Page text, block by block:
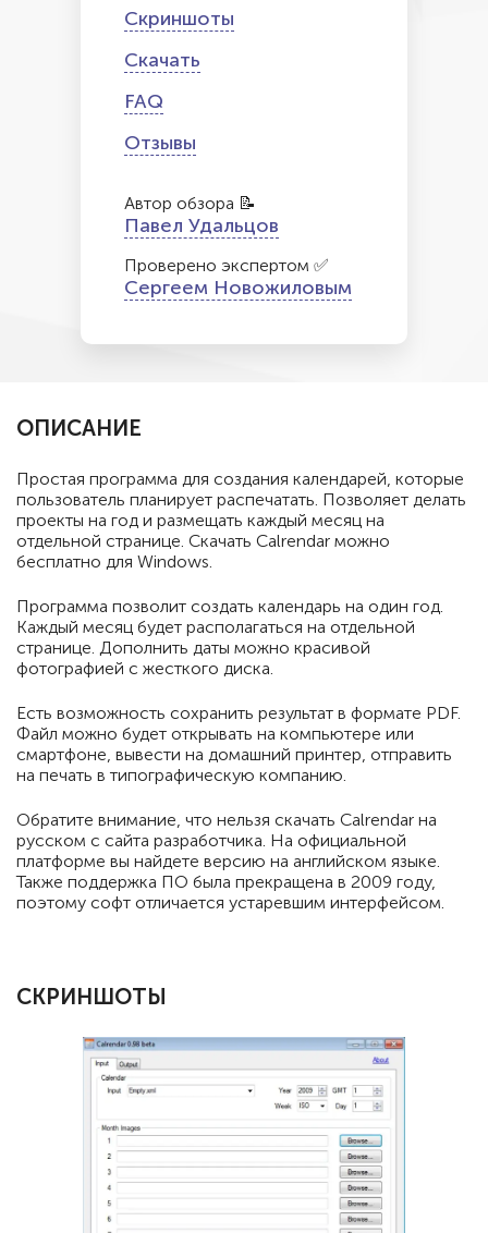
Скриншоты
Скачать
FAQ
Отзывы
Автор обзора 📝
Павел Удальцов
Проверено экспертом ✅
Сергеем Новожиловым
ОПИСАНИЕ
Простая программа для создания календарей, которые
пользователь планирует распечатать. Позволяет делать
проекты на год и размещать каждый месяц на
отдельной странице. Скачать Calrendar можно
бесплатно для Windows.
Программа позволит создать календарь на один год.
Каждый месяц будет располагаться на отдельной
странице. Дополнить даты можно красивой
фотографией с жесткого диска.
Есть возможность сохранить результат в формате PDF.
Файл можно будет открывать на компьютере или
смартфоне, вывести на домашний принтер, отправить
на печать в типографическую компанию.
Обратите внимание, что нельзя скачать Calrendar на
русском с сайта разработчика. На официальной
платформе вы найдете версию на английском языке.
Также поддержка ПО была прекращена в 2009 году,
поэтому софт отличается устаревшим интерфейсом.
СКРИНШОТЫ